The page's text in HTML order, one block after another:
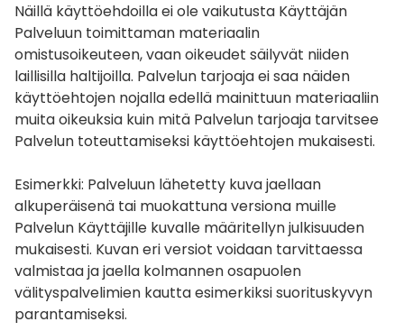
Näillä käyttöehdoilla ei ole vaikutusta Käyttäjän
Palveluun toimittaman materiaalin
omistusoikeuteen, vaan oikeudet säilyvät niiden
laillisilla haltijoilla. Palvelun tarjoaja ei saa näiden
käyttöehtojen nojalla edellä mainittuun materiaaliin
muita oikeuksia kuin mitä Palvelun tarjoaja tarvitsee
Palvelun toteuttamiseksi käyttöehtojen mukaisesti.
Esimerkki: Palveluun lähetetty kuva jaellaan
alkuperäisenä tai muokattuna versiona muille
Palvelun Käyttäjille kuvalle määritellyn julkisuuden
mukaisesti. Kuvan eri versiot voidaan tarvittaessa
valmistaa ja jaella kolmannen osapuolen
välityspalvelimien kautta esimerkiksi suorituskyvyn
parantamiseksi.